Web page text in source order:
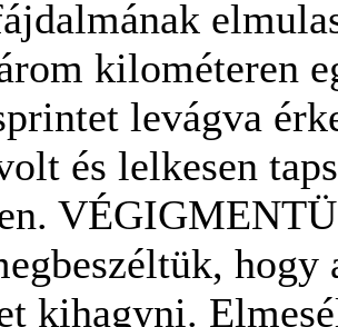
kilométeren
levágva
és lelkesen
kihagyni.